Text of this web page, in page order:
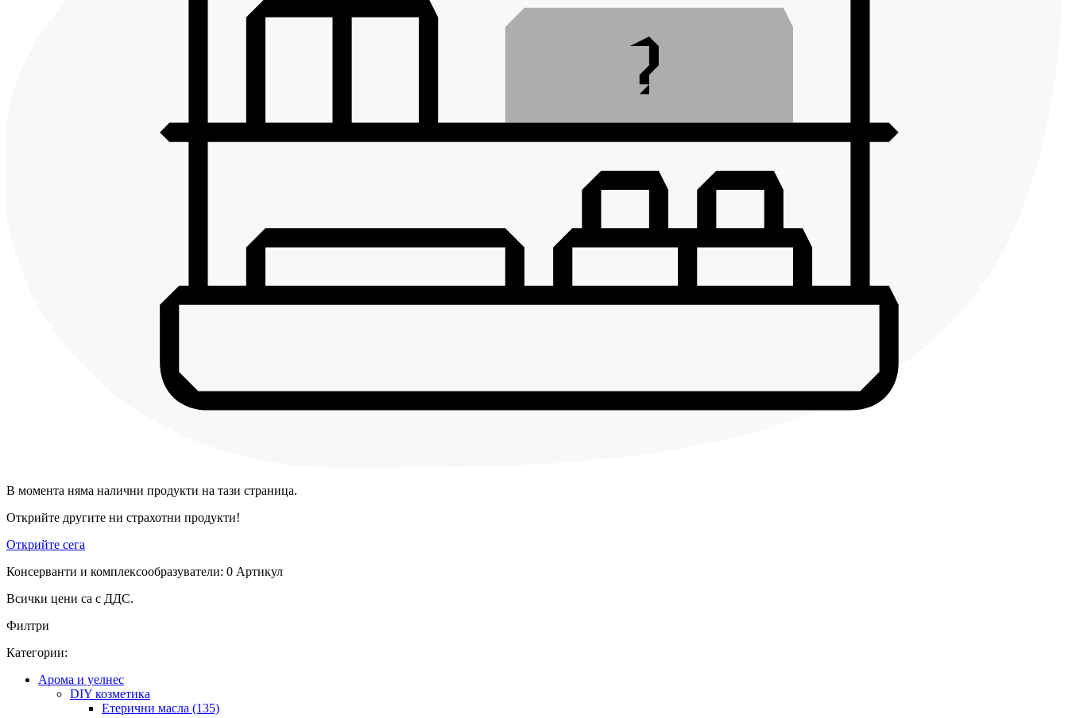
В момента няма налични продукти на тази страница.
Открийте другите ни страхотни продукти!
Открийте сега
Консерванти и комплексообразуватели: 0 Артикул
Всички цени са с ДДС.
Филтри
Категории:
Арома и уелнес
DIY козметика
Етерични масла (135)